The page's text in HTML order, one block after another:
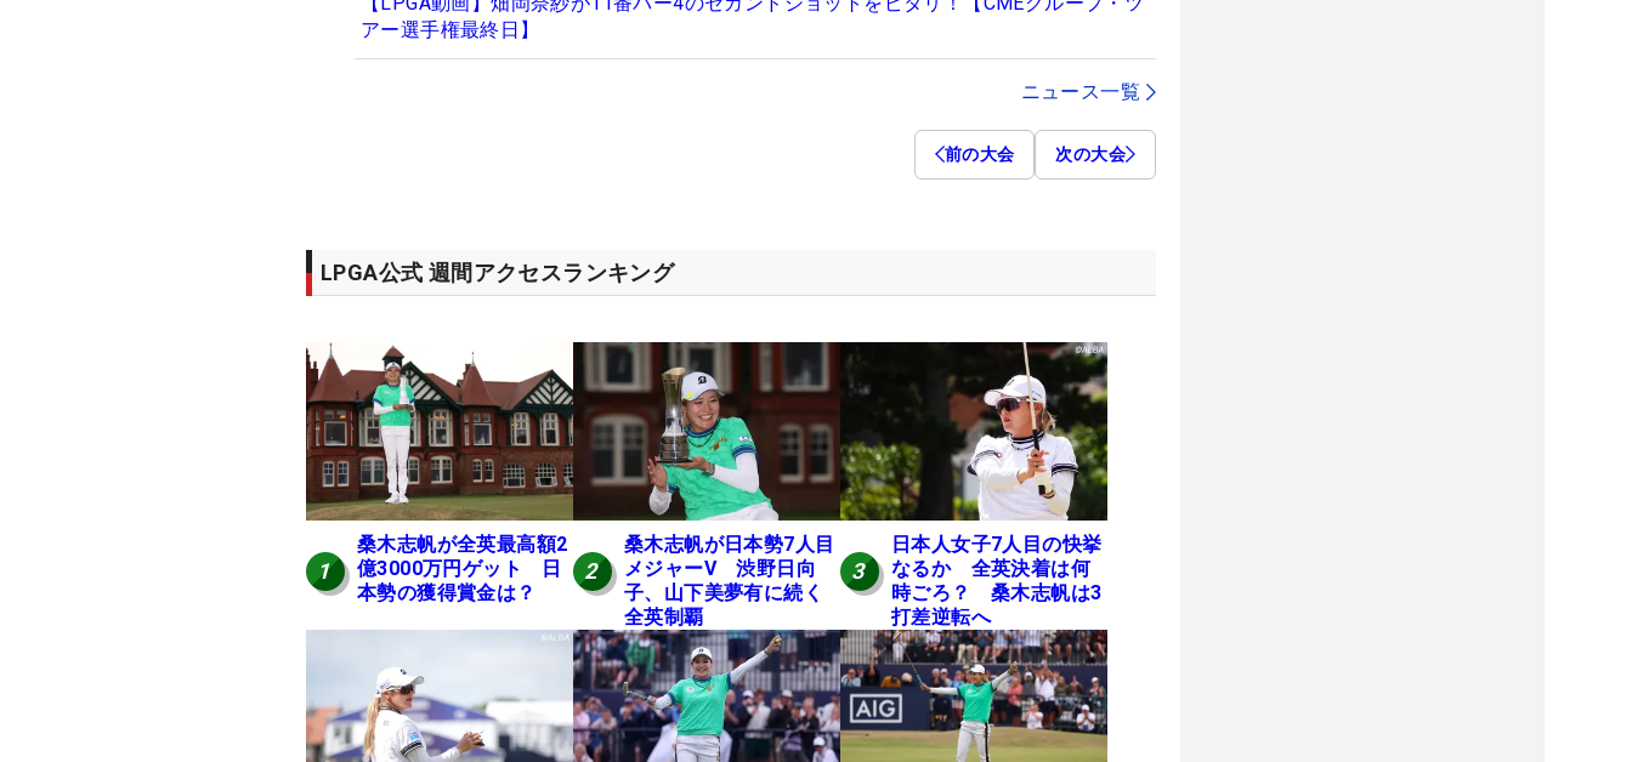
アー選手権最終日】
ニュース一覧
前の大会 次の大会
LPGA公式 週間アクセスランキング
1
桑木志帆が全英最高額2
億3000万円ゲット 日
本勢の獲得賞金は？
2
桑木志帆が日本勢7人目
メジャーV 渋野日向
子、山下美夢有に続く
全英制覇
3
日本人女子7人目の快挙
なるか 全英決着は何
時ごろ？ 桑木志帆は3
打差逆転へ